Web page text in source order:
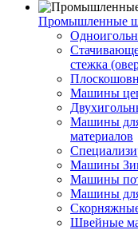
Промышленные
стежка
Машины
Машины
материалов
Машины
Машины
Машины для
Швейные